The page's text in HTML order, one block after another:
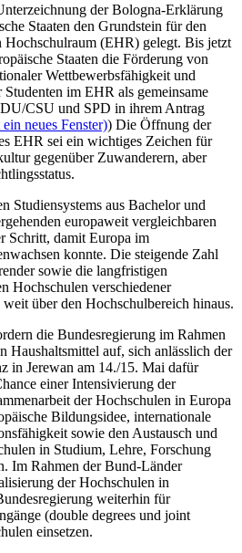
der Bologna-Erklärung
Staaten den Grundstein für den
Hochschulraum (EHR) gelegt. Bis jetzt
Staaten die Förderung von
Wettbewerbsfähigkeit und
im EHR als gemeinsame
CSU und SPD in ihrem Antrag
neues Fenster)) Die Öffnung der
EHR sei ein wichtiges Zeichen für
gegenüber Zuwanderern, aber
Studiensystems aus Bachelor und
europaweit vergleichbaren
Schritt, damit Europa im
konnte. Die steigende Zahl
sowie die langfristigen
Hochschulen verschiedener
über den Hochschulbereich hinaus.
die Bundesregierung im Rahmen
Haushaltsmittel auf, sich anlässlich der
in Jerewan am 14./15. Mai dafür
einer Intensivierung der
der Hochschulen in Europa
Bildungsidee, internationale
sowie den Austausch und
in Studium, Lehre, Forschung
Im Rahmen der Bund-Länder
der Hochschulen in
weiterhin für
(double degrees und joint
einsetzen.